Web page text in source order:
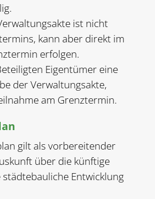
ist nicht
kann aber direkt im
erfolgen.
Eigentümer eine
der Verwaltungsakte,
am Grenztermin.
gilt als vorbereitender
über die künftige
Entwicklung